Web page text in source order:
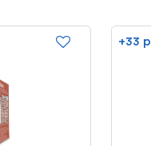
+33